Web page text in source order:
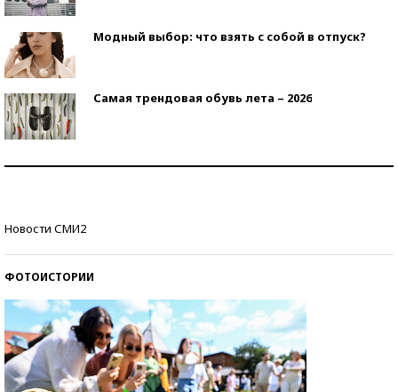
Модный выбор: что взять с собой в отпуск?
Самая трендовая обувь лета – 2026
Новости СМИ2
ФОТОИСТОРИИ